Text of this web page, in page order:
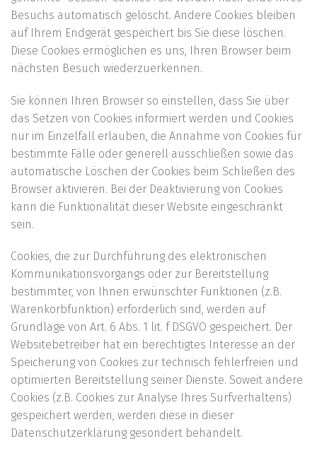
Besuchs automatisch gelöscht. Andere Cookies bleiben
auf Ihrem Endgerät gespeichert bis Sie diese löschen.
Diese Cookies ermöglichen es uns, Ihren Browser beim
nächsten Besuch wiederzuerkennen.
Sie können Ihren Browser so einstellen, dass Sie über
das Setzen von Cookies informiert werden und Cookies
nur im Einzelfall erlauben, die Annahme von Cookies für
bestimmte Fälle oder generell ausschließen sowie das
automatische Löschen der Cookies beim Schließen des
Browser aktivieren. Bei der Deaktivierung von Cookies
kann die Funktionalität dieser Website eingeschränkt
sein.
Cookies, die zur Durchführung des elektronischen
Kommunikationsvorgangs oder zur Bereitstellung
bestimmter, von Ihnen erwünschter Funktionen (z.B.
Warenkorbfunktion) erforderlich sind, werden auf
Grundlage von Art. 6 Abs. 1 lit. f DSGVO gespeichert. Der
Websitebetreiber hat ein berechtigtes Interesse an der
Speicherung von Cookies zur technisch fehlerfreien und
optimierten Bereitstellung seiner Dienste. Soweit andere
Cookies (z.B. Cookies zur Analyse Ihres Surfverhaltens)
gespeichert werden, werden diese in dieser
Datenschutzerklärung gesondert behandelt.